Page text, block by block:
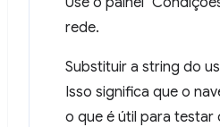
rede.
Substituir a string do
Isso significa que o
o que é útil para testar